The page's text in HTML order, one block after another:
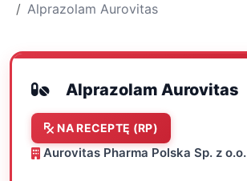
Alprazolam Aurovitas
Alprazolam Aurovitas
NA RECEPTĘ (RP)
Aurovitas Pharma Polska Sp. z o.o.